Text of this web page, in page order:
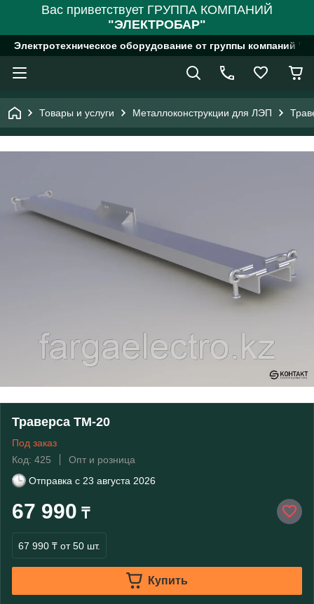
Вас приветствует ГРУППА КОМПАНИЙ
"ЭЛЕКТРОБАР"
Электротехническое оборудование от группы компаний
Товары и услуги Металлоконструкции для ЛЭП
Траверса ТМ-20
Под заказ
Код: 425
Опт и розница
Отправка с 23 августа 2026
67 990 ₸
67 990 ₸ от 50 шт.
Купить